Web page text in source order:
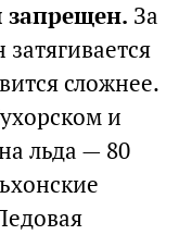
За
сложнее.
и
льда — 80